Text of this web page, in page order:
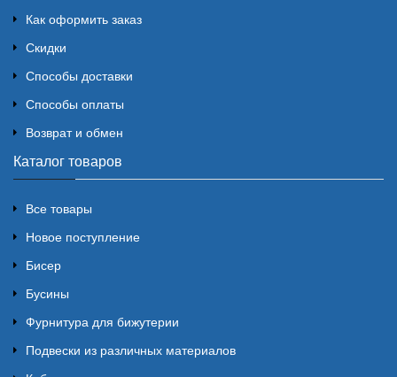
Как оформить заказ
Скидки
Способы доставки
Способы оплаты
Возврат и обмен
Каталог товаров
Все товары
Новое поступление
Бисер
Бусины
Фурнитура для бижутерии
Подвески из различных материалов